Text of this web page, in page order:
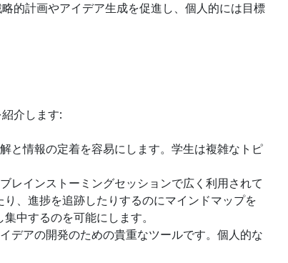
的計画やアイデア生成を促進し、個人的には目標
介します:
と情報の定着を容易にします。学生は複雑なトピ
レインストーミングセッションで広く利用されて
、進捗を追跡したりするのにマインドマップを
中するのを可能にします。
デアの開発のための貴重なツールです。個人的な